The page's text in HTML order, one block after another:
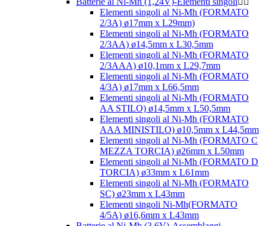
Elementi singoli al Ni-Mh (FORMATO
2/3A) ø17mm x L29mm)
Elementi singoli al Ni-Mh (FORMATO
2/3AA) ø14,5mm x L30,5mm
Elementi singoli al Ni-Mh (FORMATO
2/3AAA) ø10,1mm x L29,7mm
Elementi singoli al Ni-Mh (FORMATO
4/3A) ø17mm x L66,5mm
Elementi singoli al Ni-Mh (FORMATO
AA STILO) ø14,5mm x L50,5mm
Elementi singoli al Ni-Mh (FORMATO
AAA MINISTILO) ø10,5mm x L44,5mm
Elementi singoli al Ni-Mh (FORMATO C
MEZZA TORCIA) ø26mm x L50mm
Elementi singoli al Ni-Mh (FORMATO D
TORCIA) ø33mm x L61mm
Elementi singoli al Ni-Mh (FORMATO
SC) ø23mm x L43mm
Elementi singoli Ni-Mh(FORMATO
4/5A) ø16,6mm x L43mm